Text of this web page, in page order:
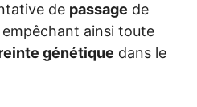
de passage de
ainsi toute
génétique dans le